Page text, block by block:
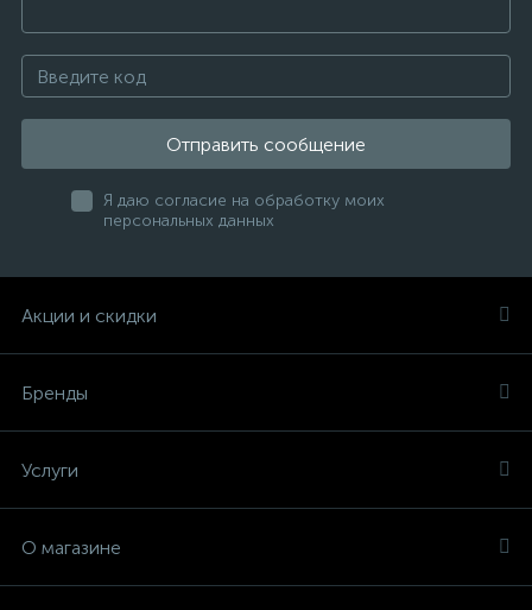
Отправить сообщение
Я даю согласие на обработку моих
персональных данных
Акции и скидки
Бренды
Услуги
О магазине